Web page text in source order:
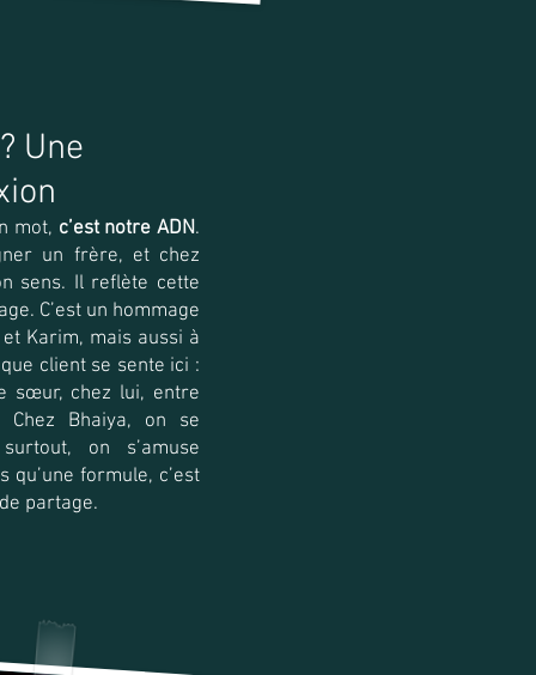
Une
mot, c’est notre ADN.
un frère, et chez
sens. Il reflète cette
C’est un hommage
Karim, mais aussi à
client se sente ici :
sœur, chez lui, entre
Chez Bhaiya, on se
on s’amuse
qu’une formule, c’est
partage.